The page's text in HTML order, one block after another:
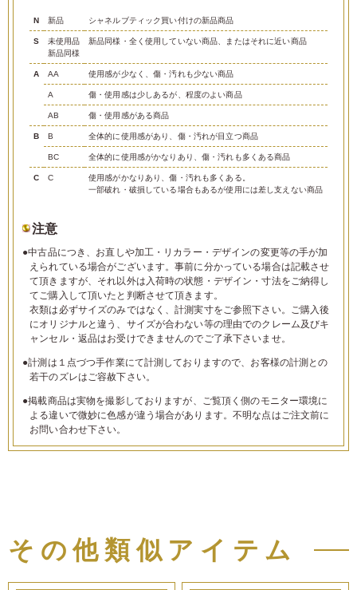
N 新品 シャネルブティック買い付けの新品商品
S
未使用品
新品同様
新品同様・全く使用していない商品、またはそれに近い商品
A AA 使用感が少なく、傷・汚れも少ない商品
A 傷・使用感は少しあるが、程度のよい商品
AB 傷・使用感がある商品
B B 全体的に使用感があり、傷・汚れが目立つ商品
BC 全体的に使用感がかなりあり、傷・汚れも多くある商品
C C
使用感がかなりあり、傷・汚れも多くある。
一部破れ・破損している場合もあるが使用には差し支えない商品
注意
●中古品につき、お直しや加工・リカラー・デザインの変更等の手が加
えられている場合がございます。事前に分かっている場合は記載させ
て頂きますが、それ以外は入荷時の状態・デザイン・寸法をご納得し
てご購入して頂いたと判断させて頂きます。
衣類は必ずサイズのみではなく、計測実寸をご参照下さい。ご購入後
にオリジナルと違う、サイズが合わない等の理由でのクレーム及びキ
ャンセル・返品はお受けできませんのでご了承下さいませ。
●計測は１点づつ手作業にて計測しておりますので、お客様の計測との
若干のズレはご容赦下さい。
●掲載商品は実物を撮影しておりますが、ご覧頂く側のモニター環境に
よる違いで微妙に色感が違う場合があります。不明な点はご注文前に
お問い合わせ下さい。
その他類似アイテム